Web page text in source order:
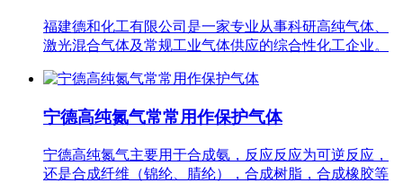
福建德和化工有限公司是一家专业从事科研高纯气体、
激光混合气体及常规工业气体供应的综合性化工企业。
宁德高纯氮气常常用作保护气体
宁德高纯氮气主要用于合成氨，反应反应为可逆反应，
还是合成纤维（锦纶、腈纶），合成树脂，合成橡胶等